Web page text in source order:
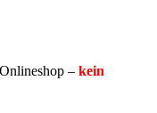
– kein